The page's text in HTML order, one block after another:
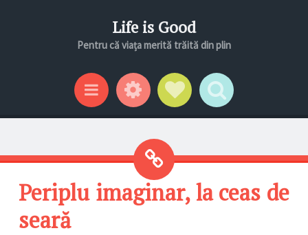
Life is Good
Pentru că viața merită trăită din plin
CategoriiGadgeturiProfil social
Search
Periplu imaginar, la ceas de
seară